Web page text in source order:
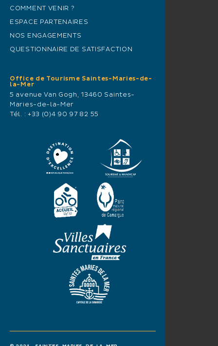
COMMENT VENIR ?
ESPACE PARTENAIRES
NOS ENGAGEMENTS
QUESTIONNAIRE DE SATISFACTION
Office de Tourisme Saintes-Maries-de-
la-Mer
5 avenue Van Gogh, 13460 Saintes-
Maries-de-la-Mer
Tél. : +33 (0)4 90 97 82 55